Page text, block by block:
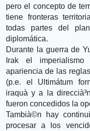
pero el concepto de
tiene fronteras
todas partes del
diplomática.
Durante la guerra de
Irak el
apariencia de las
(p.e. el Ultimátum
iraquà­ y a la
fueron concedidos la
Tambià©n hay
procesar a los